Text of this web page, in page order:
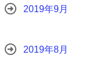
2019年9月
2019年8月